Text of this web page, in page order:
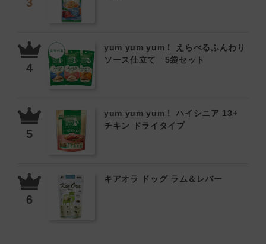
yum yum yum！ えらべるふんわり
ソース仕立て 5袋セット
yum yum yum！ ハイシニア 13+
チキン ドライタイプ
キアオラ ドッグ ラム＆レバー